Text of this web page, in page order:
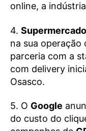
online, a
4.
na sua operação
parceria com a
com delivery
Osasco.
5. O Google
do custo do